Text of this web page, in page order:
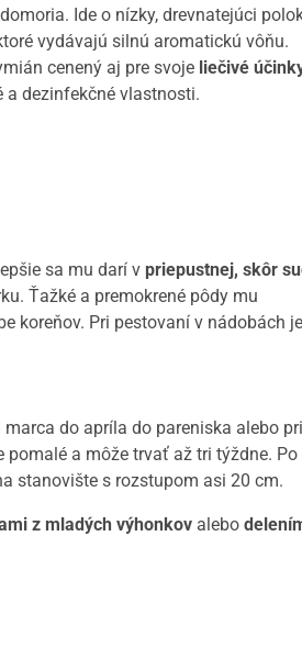
Ide o nízky, drevnatejúci
vydávajú silnú aromatickú vôňu.
cenený aj pre svoje liečivé
a dezinfekčné vlastnosti.
sa mu darí v priepustnej, skôr
Ťažké a premokrené pôdy mu
koreňov. Pri pestovaní v nádobách je
do apríla do pareniska alebo
pomalé a môže trvať až tri týždne. Po
stanovište s rozstupom asi 20 cm.
z mladých výhonkov alebo